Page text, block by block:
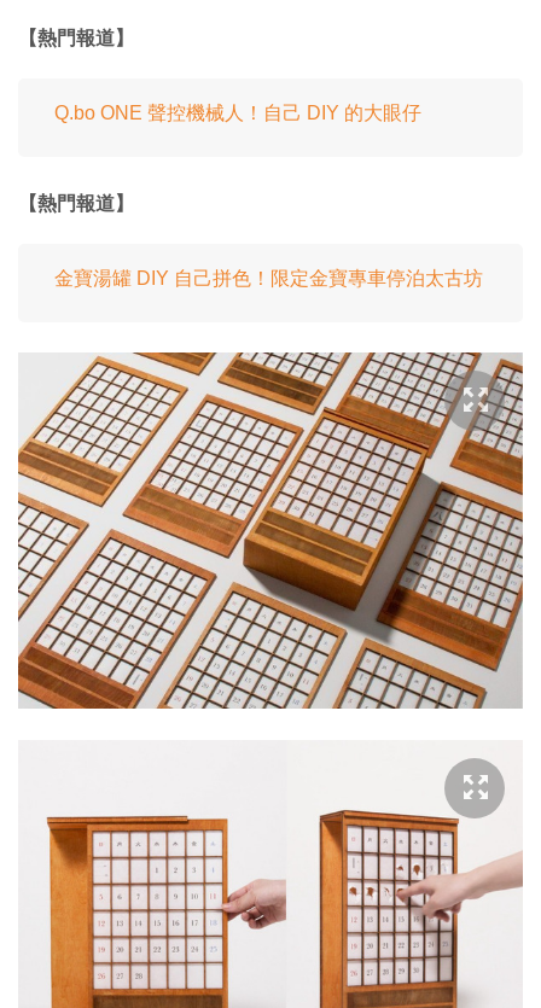
【熱門報道】
Q.bo ONE 聲控機械人！自己 DIY 的大眼仔
【熱門報道】
金寶湯罐 DIY 自己拼色！限定金寶專車停泊太古坊